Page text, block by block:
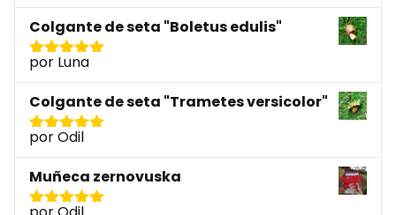
Colgante de seta "Boletus edulis"
Valorado
por Luna
Colgante de seta "Trametes versicolor"
Valorado
por Odil
Muñeca zernovuska